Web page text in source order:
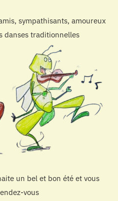
sympathisants, amoureux
danses traditionnelles
un bel et bon été et vous
vous